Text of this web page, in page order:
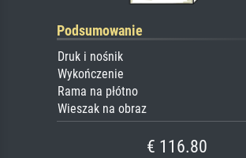
Podsumowanie
Druk i nośnik
Wykończenie
Rama na płótno
Wieszak na obraz
€ 116.80